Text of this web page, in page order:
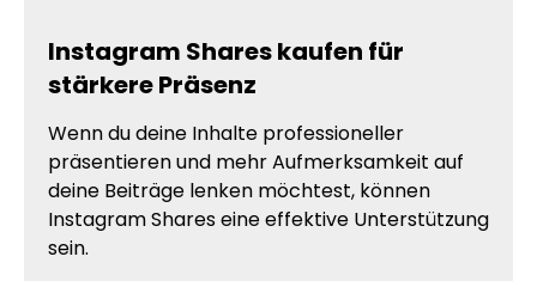
Instagram Shares kaufen für
stärkere Präsenz
Wenn du deine Inhalte professioneller
präsentieren und mehr Aufmerksamkeit auf
deine Beiträge lenken möchtest, können
Instagram Shares eine effektive Unterstützung
sein.